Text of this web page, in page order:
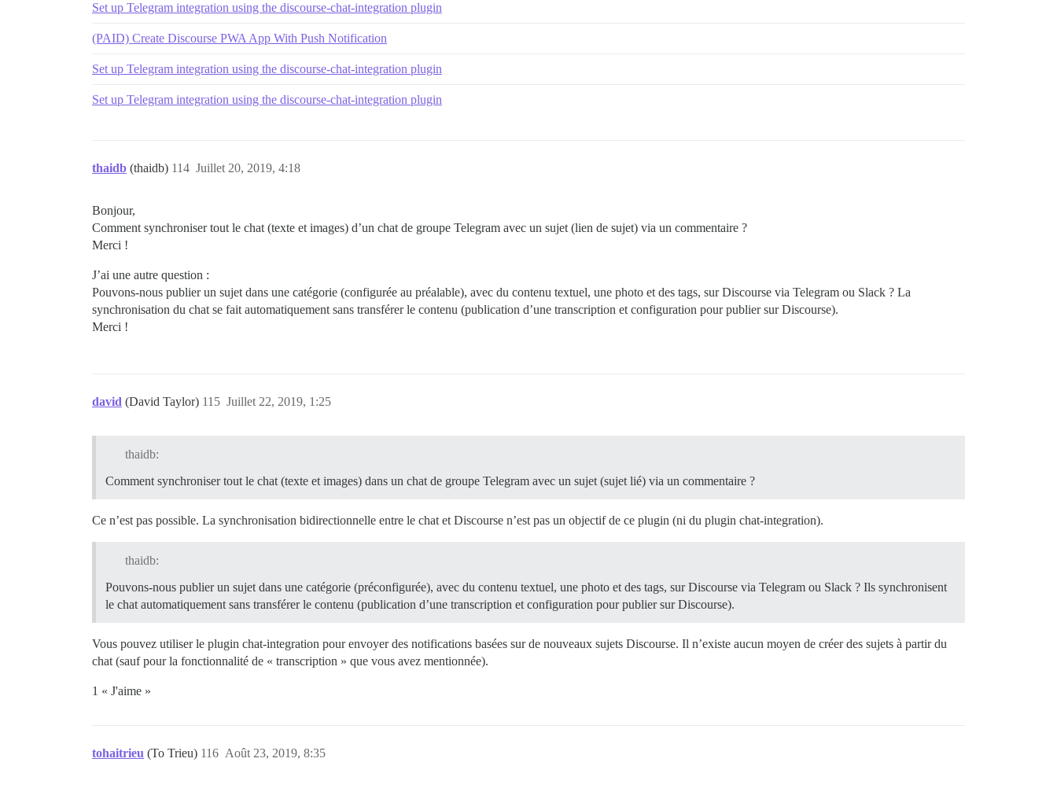
Set up Telegram integration using the discourse-chat-integration plugin
(PAID) Create Discourse PWA App With Push Notification
Set up Telegram integration using the discourse-chat-integration plugin
Set up Telegram integration using the discourse-chat-integration plugin
thaidb (thaidb) Juillet 20, 2019, 4:18
114
Bonjour,
Comment synchroniser tout le chat (texte et images) d’un chat de groupe Telegram avec un sujet (lien de sujet) via un commentaire ?
Merci !
J’ai une autre question :
Pouvons-nous publier un sujet dans une catégorie (configurée au préalable), avec du contenu textuel, une photo et des tags, sur Discourse via Telegram ou Slack ? La
synchronisation du chat se fait automatiquement sans transférer le contenu (publication d’une transcription et configuration pour publier sur Discourse).
Merci !
david (David Taylor) Juillet 22, 2019, 1:25
115
thaidb:
Comment synchroniser tout le chat (texte et images) dans un chat de groupe Telegram avec un sujet (sujet lié) via un commentaire ?
Ce n’est pas possible. La synchronisation bidirectionnelle entre le chat et Discourse n’est pas un objectif de ce plugin (ni du plugin chat-integration).
thaidb:
Pouvons-nous publier un sujet dans une catégorie (préconfigurée), avec du contenu textuel, une photo et des tags, sur Discourse via Telegram ou Slack ? Ils synchronisent
le chat automatiquement sans transférer le contenu (publication d’une transcription et configuration pour publier sur Discourse).
Vous pouvez utiliser le plugin chat-integration pour envoyer des notifications basées sur de nouveaux sujets Discourse. Il n’existe aucun moyen de créer des sujets à partir du
chat (sauf pour la fonctionnalité de « transcription » que vous avez mentionnée).
1 « J'aime »
tohaitrieu (To Trieu) Août 23, 2019, 8:35
116